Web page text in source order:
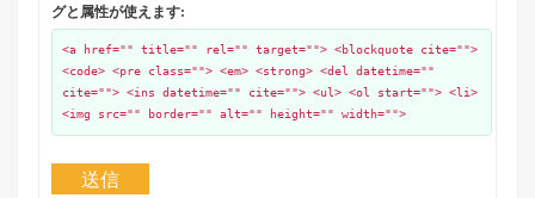
グと属性が使えます:
<a href="" title="" rel="" target=""> <blockquote cite="">
<code> <pre class=""> <em> <strong> <del datetime=""
cite=""> <ins datetime="" cite=""> <ul> <ol start=""> <li>
<img src="" border="" alt="" height="" width="">
送信